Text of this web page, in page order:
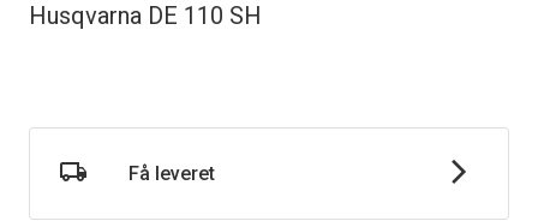
Husqvarna DE 110 SH
Få leveret